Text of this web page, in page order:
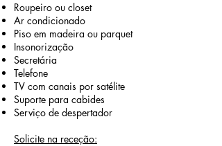
Roupeiro ou closet
Ar condicionado
Piso em madeira ou parquet
Insonorização
Secretária
Telefone
TV com canais por satélite
Suporte para cabides
Serviço de despertador
Solicite na receção: